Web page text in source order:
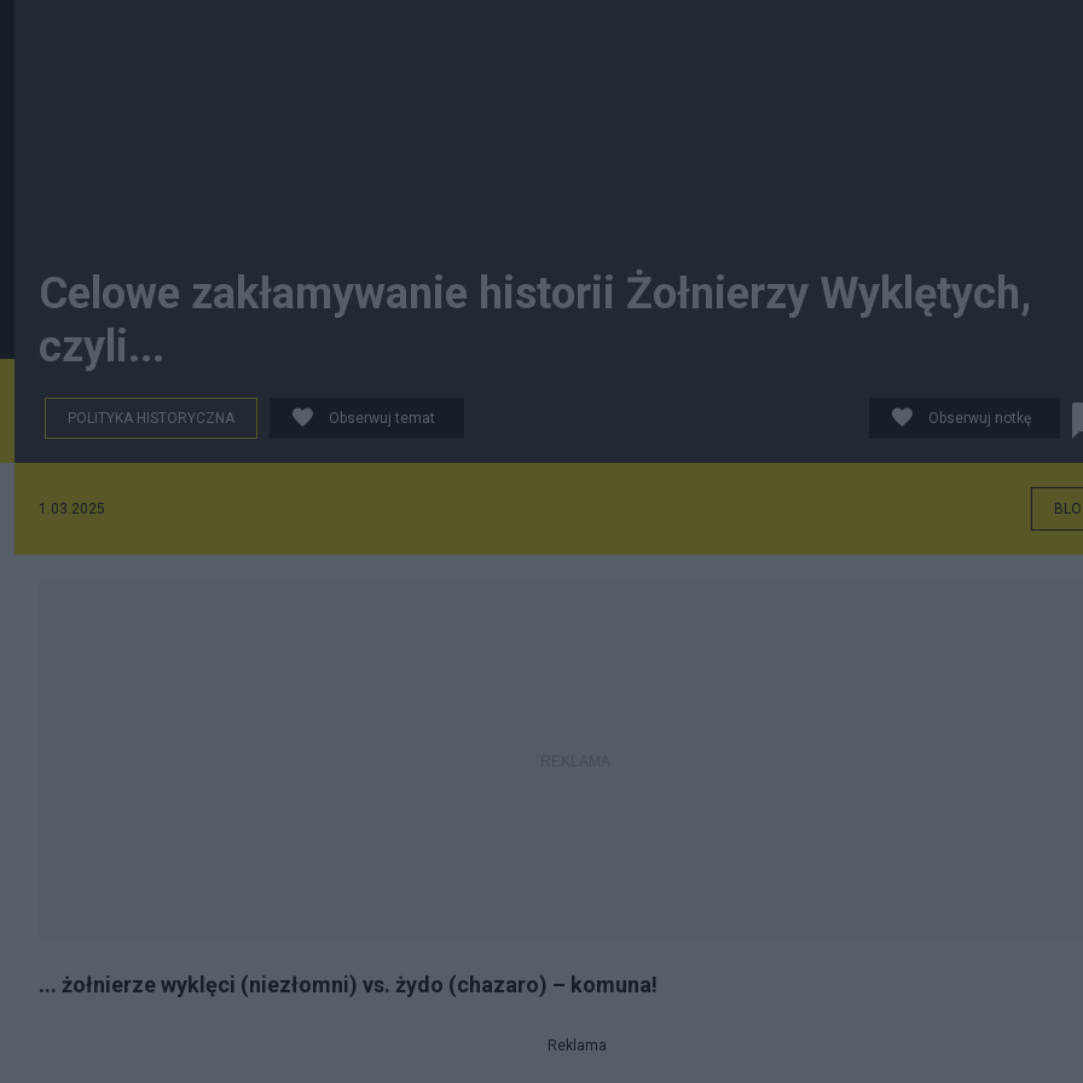
Celowe zakłamywanie historii Żołnierzy Wyklętych,
czyli...
POLITYKA HISTORYCZNA Obserwuj temat Obserwuj notkę
1.03.2025
... żołnierze wyklęci (niezłomni) vs. żydo (chazaro) – komuna!
Reklama